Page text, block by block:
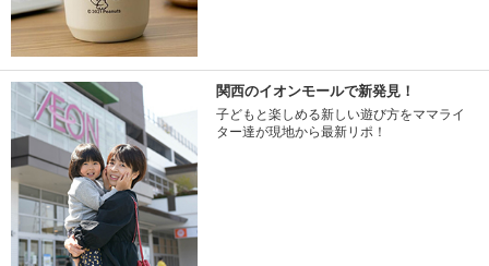
関西のイオンモールで新発見！
子どもと楽しめる新しい遊び方をママライ
ター達が現地から最新リポ！